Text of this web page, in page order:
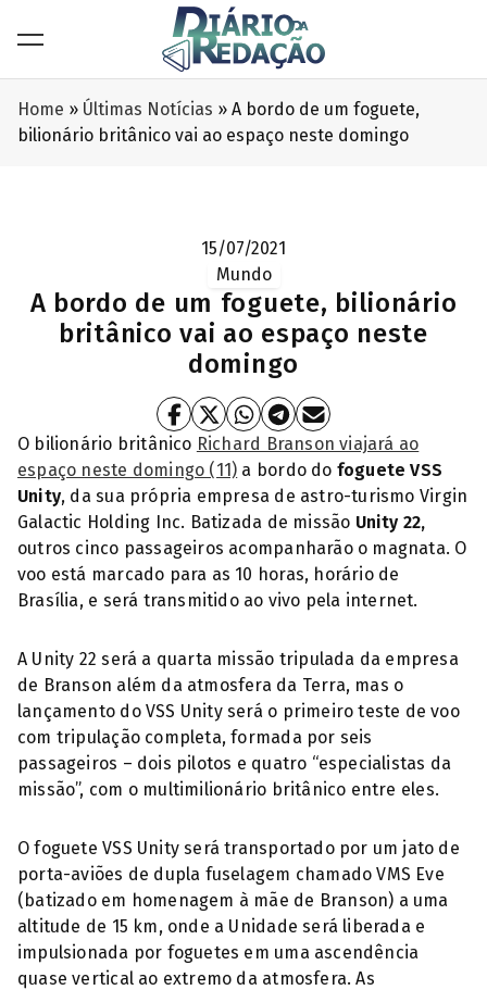
Home » Últimas Notícias » A bordo de um foguete,
bilionário britânico vai ao espaço neste domingo
15/07/2021
Mundo
A bordo de um foguete, bilionário
britânico vai ao espaço neste
domingo
O bilionário britânico Richard Branson viajará ao
espaço neste domingo (11) a bordo do foguete VSS
Unity, da sua própria empresa de astro-turismo Virgin
Galactic Holding Inc. Batizada de missão Unity 22,
outros cinco passageiros acompanharão o magnata. O
voo está marcado para as 10 horas, horário de
Brasília, e será transmitido ao vivo pela internet.
A Unity 22 será a quarta missão tripulada da empresa
de Branson além da atmosfera da Terra, mas o
lançamento do VSS Unity será o primeiro teste de voo
com tripulação completa, formada por seis
passageiros – dois pilotos e quatro “especialistas da
missão”, com o multimilionário britânico entre eles.
O foguete VSS Unity será transportado por um jato de
porta-aviões de dupla fuselagem chamado VMS Eve
(batizado em homenagem à mãe de Branson) a uma
altitude de 15 km, onde a Unidade será liberada e
impulsionada por foguetes em uma ascendência
quase vertical ao extremo da atmosfera. As